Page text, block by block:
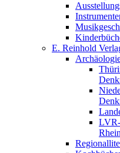
E. Reinhold